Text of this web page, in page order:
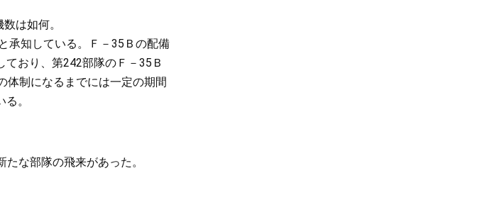
は如何。
知している。Ｆ－35Ｂの配備
おり、第242部隊のＦ－35Ｂ
体制になるまでには一定の期間
。
な部隊の飛来があった。